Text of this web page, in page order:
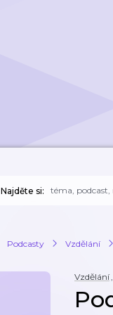
Najděte si:
Podcasty Vzdělání
Vzdělání,